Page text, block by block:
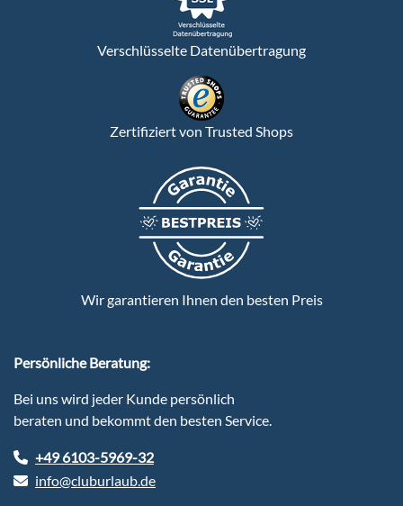
Verschlüsselte Datenübertragung
Zertifiziert von Trusted Shops
Wir garantieren Ihnen den besten Preis
Persönliche Beratung:
Bei uns wird jeder Kunde persönlich
beraten und bekommt den besten Service.
+49 6103-5969-32
info@cluburlaub.de